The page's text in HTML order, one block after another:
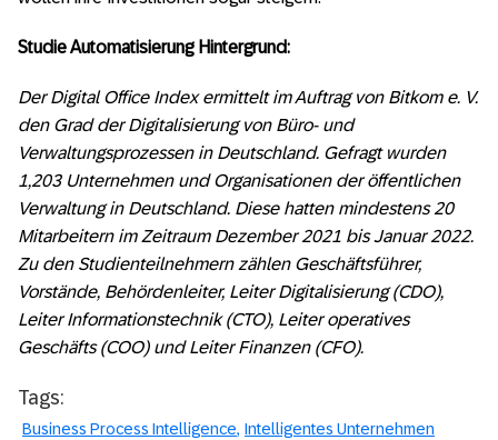
Studie Automatisierung Hintergrund:
Der Digital Office Index ermittelt im Auftrag von Bitkom e. V.
den Grad der Digitalisierung von Büro- und
Verwaltungsprozessen in Deutschland. Gefragt wurden
1,203 Unternehmen und Organisationen der öffentlichen
Verwaltung in Deutschland. Diese hatten mindestens 20
Mitarbeitern im Zeitraum Dezember 2021 bis Januar 2022.
Zu den Studienteilnehmern zählen Geschäftsführer,
Vorstände, Behördenleiter, Leiter Digitalisierung (CDO),
Leiter Informationstechnik (CTO), Leiter operatives
Geschäfts (COO) und Leiter Finanzen (CFO).
Tags:
Business Process Intelligence Intelligentes Unternehmen